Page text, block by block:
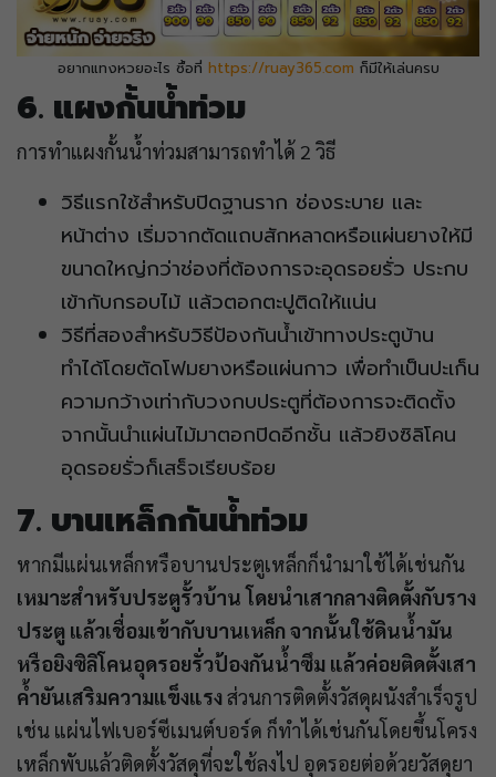
อยากแทงหวยอะไร ซื้อที่ https://ruay365.com ก็มีให้เล่นครบ
6. แผงกั้นน้ำท่วม
การทำแผงกั้นน้ำท่วมสามารถทำได้ 2 วิธี
วิธีแรกใช้สำหรับปิดฐานราก ช่องระบาย และ
หน้าต่าง เริ่มจากตัดแถบสักหลาดหรือแผ่นยางให้มี
ขนาดใหญ่กว่าช่องที่ต้องการจะอุดรอยรั่ว ประกบ
เข้ากับกรอบไม้ แล้วตอกตะปูติดให้แน่น
วิธีที่สองสำหรับวิธีป้องกันน้ำเข้าทางประตูบ้าน
ทำได้โดยตัดโฟมยางหรือแผ่นกาว เพื่อทำเป็นปะเก็น
ความกว้างเท่ากับวงกบประตูที่ต้องการจะติดตั้ง
จากนั้นนำแผ่นไม้มาตอกปิดอีกชั้น แล้วยิงซิลิโคน
อุดรอยรั่วก็เสร็จเรียบร้อย
7. บานเหล็กกันน้ำท่วม
หากมีแผ่นเหล็กหรือบานประตูเหล็กก็นำมาใช้ได้เช่นกัน
เหมาะสำหรับประตูรั้วบ้าน โดยนำเสากลางติดตั้งกับราง
ประตู แล้วเชื่อมเข้ากับบานเหล็ก จากนั้นใช้ดินน้ำมัน
หรือยิงซิลิโคนอุดรอยรั่วป้องกันน้ำซึม แล้วค่อยติดตั้งเสา
ค้ำยันเสริมความแข็งแรง ส่วนการติดตั้งวัสดุผนังสำเร็จรูป
เช่น แผ่นไฟเบอร์ซีเมนต์บอร์ด ก็ทำได้เช่นกันโดยขึ้นโครง
เหล็กพับแล้วติดตั้งวัสดุที่จะใช้ลงไป อุดรอยต่อด้วยวัสดุยา